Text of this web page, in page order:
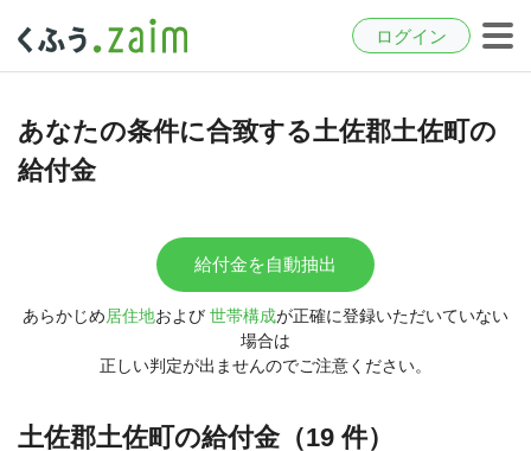
ログイン
あなたの条件に合致する土佐郡土佐町の
給付金
給付金を自動抽出
あらかじめ居住地および 世帯構成が正確に登録いただいていない
場合は
正しい判定が出ませんのでご注意ください。
土佐郡土佐町の給付金（19 件）